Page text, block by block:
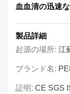
血血清の迅速
製品詳細
起源の場所: 江
ブランド名:
証明: CE SGS